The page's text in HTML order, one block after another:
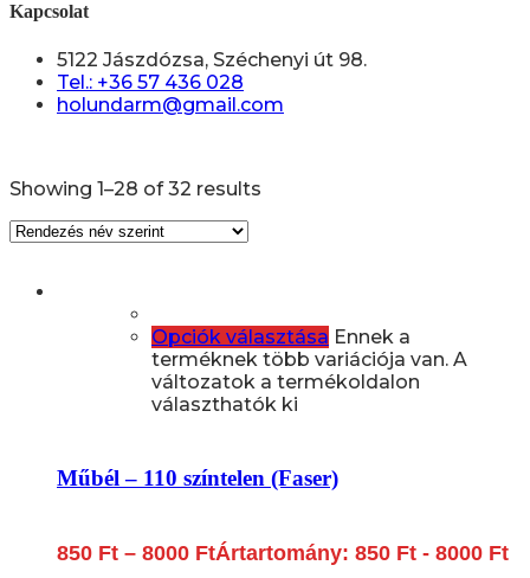
Kapcsolat
5122 Jászdózsa, Széchenyi út 98.
Tel.: +36 57 436 028
holundarm@gmail.com
Showing 1–28 of 32 results
Opciók választása Ennek a
terméknek több variációja van. A
változatok a termékoldalon
választhatók ki
Műbél – 110 színtelen (Faser)
850 Ft – 8000 FtÁrtartomány: 850 Ft - 8000 Ft